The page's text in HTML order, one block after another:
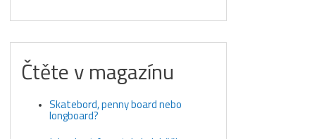
Čtěte v magazínu
Skatebord, penny board nebo
longboard?